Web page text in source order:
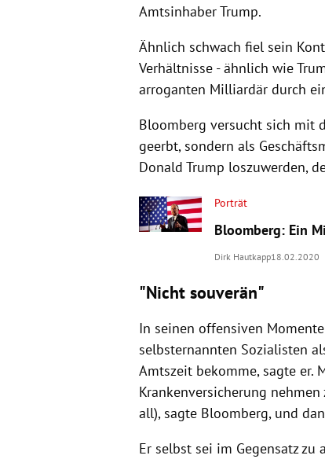
AmtsinhaberTrump.
Ähnlich schwach fiel sein
Verhältnisse - ähnlich wie
arroganten Milliardär durch
Bloomberg versucht sich mit
geerbt, sondern als
Donald Trump loszuwerden,
Porträt
Bloomberg: Ein
Dirk Hautkapp18.02.2020
"Nicht souverän"
In seinen offensiven
selbsternannten Sozialisten
Amtszeit bekomme, sagte er.
Krankenversicherung
all), sagte Bloomberg, und
Er selbst sei im Gegensatz